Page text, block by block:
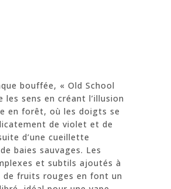
bouffée, « Old School
les sens en créant l’illusion
en forêt, où les doigts se
de violet et de
d’une cueillette
baies sauvages. Les
et subtils ajoutés à
de fruits rouges en font un